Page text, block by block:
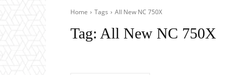
Home Tags All New NC 750X
Tag: All New NC 750X